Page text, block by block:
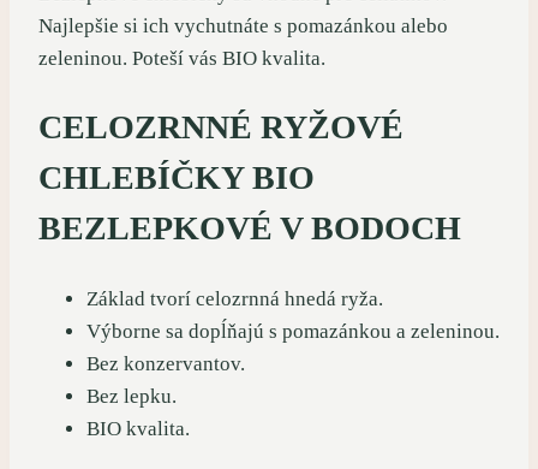
Najlepšie si ich vychutnáte s pomazánkou alebo
zeleninou. Poteší vás BIO kvalita.
CELOZRNNÉ RYŽOVÉ
CHLEBÍČKY BIO
BEZLEPKOVÉ V BODOCH
Základ tvorí celozrnná hnedá ryža.
Výborne sa dopĺňajú s pomazánkou a zeleninou.
Bez konzervantov.
Bez lepku.
BIO kvalita.